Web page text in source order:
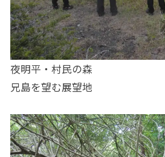
夜明平・村民の森
兄島を望む展望地